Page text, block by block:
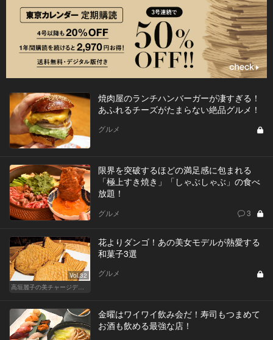
焼肉屋のランチハンバーガーが凄すぎる！
あふれるチーズがたまらない絶品グルメ！
グルメ
限界を突破するほどの満足感に包まれる
「極上すき焼き」「しゃぶしゃぶ」の食べ
放題！
グルメ 3
Vol.32
高垣麗子の美チャージディナー
花よりダンゴ！あの美女モデルが熱愛する
和菓子3選
グルメ
金曜はワイワイ飲み会だ！寿司もつまめて
お酒も飲める最強な店！